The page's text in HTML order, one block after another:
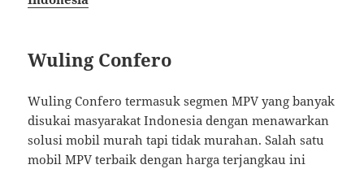
Wuling Confero
Wuling Confero termasuk segmen MPV yang banyak
disukai masyarakat Indonesia dengan menawarkan
solusi mobil murah tapi tidak murahan. Salah satu
mobil MPV terbaik dengan harga terjangkau ini